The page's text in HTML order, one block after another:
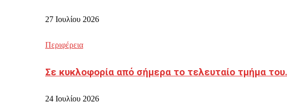
27 Ιουλίου 2026
Περιφέρεια
Σε κυκλοφορία από σήμερα το τελευταίο τμήμα
24 Ιουλίου 2026